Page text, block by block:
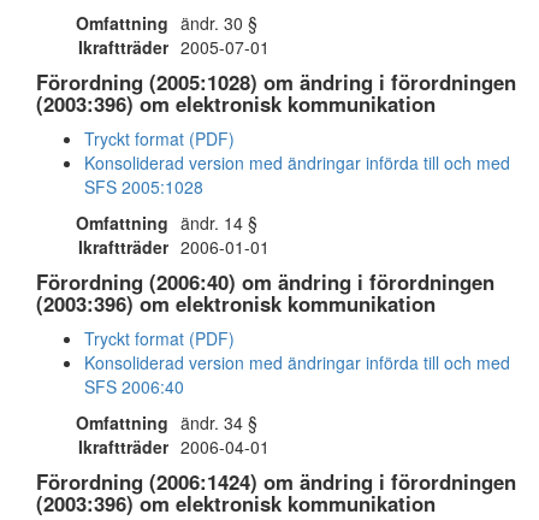
Omfattning ändr. 30 §
Ikraftträder 2005-07-01
Förordning (2005:1028) om ändring i förordningen
(2003:396) om elektronisk kommunikation
Tryckt format (PDF)
Konsoliderad version med ändringar införda till och med
SFS 2005:1028
Omfattning ändr. 14 §
Ikraftträder 2006-01-01
Förordning (2006:40) om ändring i förordningen
(2003:396) om elektronisk kommunikation
Tryckt format (PDF)
Konsoliderad version med ändringar införda till och med
SFS 2006:40
Omfattning ändr. 34 §
Ikraftträder 2006-04-01
Förordning (2006:1424) om ändring i förordningen
(2003:396) om elektronisk kommunikation